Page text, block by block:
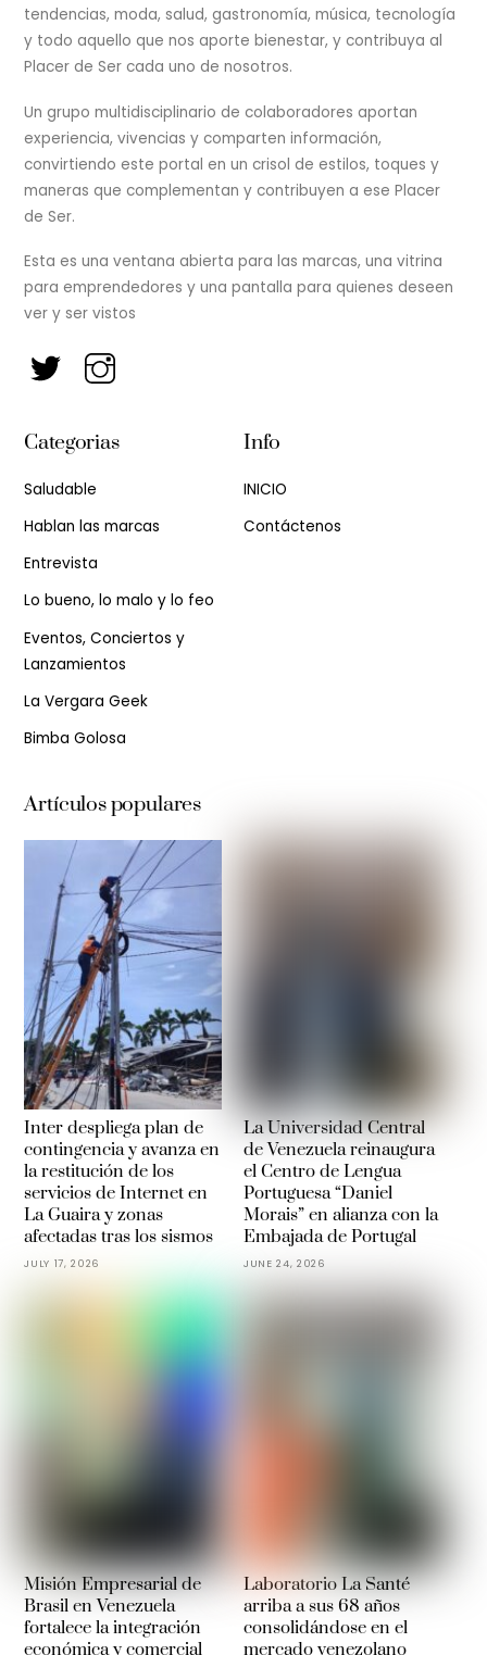
tendencias, moda, salud, gastronomía, música, tecnología
y todo aquello que nos aporte bienestar, y contribuya al
Placer de Ser cada uno de nosotros.
Un grupo multidisciplinario de colaboradores aportan
experiencia, vivencias y comparten información,
convirtiendo este portal en un crisol de estilos, toques y
maneras que complementan y contribuyen a ese Placer
de Ser.
Esta es una ventana abierta para las marcas, una vitrina
para emprendedores y una pantalla para quienes deseen
ver y ser vistos
Categorias
Saludable
Hablan las marcas
Entrevista
Lo bueno, lo malo y lo feo
Eventos, Conciertos y
Lanzamientos
La Vergara Geek
Bimba Golosa
Info
INICIO
Contáctenos
Artículos populares
Inter despliega plan de
contingencia y avanza en
la restitución de los
servicios de Internet en
La Guaira y zonas
afectadas tras los sismos
JULY 17, 2026
La Universidad Central
de Venezuela reinaugura
el Centro de Lengua
Portuguesa “Daniel
Morais” en alianza con la
Embajada de Portugal
JUNE 24, 2026
Misión Empresarial de
Brasil en Venezuela
fortalece la integración
económica y comercial
Laboratorio La Santé
arriba a sus 68 años
consolidándose en el
mercado venezolano